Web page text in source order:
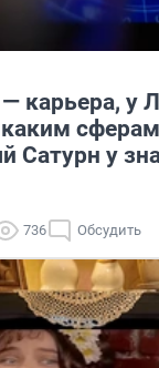
карьера, у
Сатурн у
736 Обсудить